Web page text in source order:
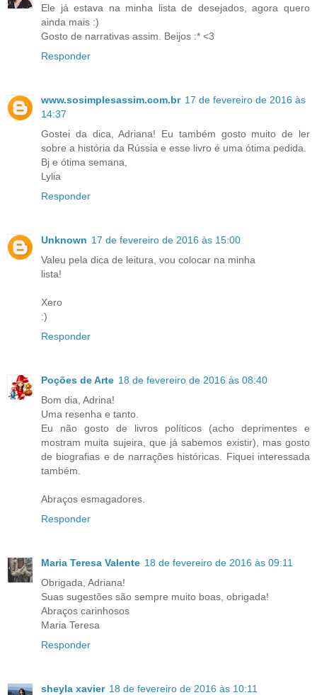
Ele já estava na minha lista de desejados, agora quero
ainda mais :)
Gosto de narrativas assim. Beijos :* <3
Responder
www.sosimplesassim.com.br 17 de fevereiro de 2016 às
14:37
Gostei da dica, Adriana! Eu também gosto muito de ler
sobre a história da Rússia e esse livro é uma ótima pedida.
Bj e ótima semana,
Lylia
Responder
Unknown 17 de fevereiro de 2016 às 15:00
Valeu pela dica de leitura, vou colocar na minha
lista!
Xero
:)
Responder
Poções de Arte 18 de fevereiro de 2016 às 08:40
Bom dia, Adrina!
Uma resenha e tanto.
Eu não gosto de livros políticos (acho deprimentes e
mostram muita sujeira, que já sabemos existir), mas gosto
de biografias e de narrações históricas. Fiquei interessada
também.
Abraços esmagadores.
Responder
Maria Teresa Valente 18 de fevereiro de 2016 às 09:11
Obrigada, Adriana!
Suas sugestões são sempre muito boas, obrigada!
Abraços carinhosos
Maria Teresa
Responder
sheyla xavier 18 de fevereiro de 2016 às 10:11